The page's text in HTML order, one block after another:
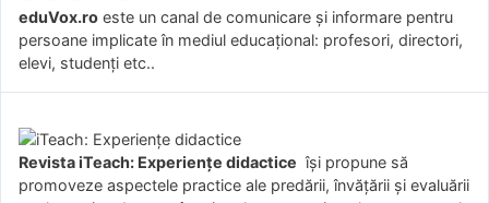
eduVox.ro este un canal de comunicare și informare pentru
persoane implicate în mediul educațional: profesori, directori,
elevi, studenți etc..
Revista iTeach: Experienţe didactice îşi propune să
promoveze aspectele practice ale predării, învăţării şi evaluării